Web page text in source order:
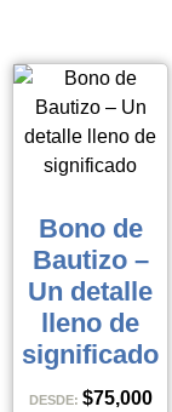
Bono de
Bautizo –
Un detalle
lleno de
significado
DESDE: $75,000